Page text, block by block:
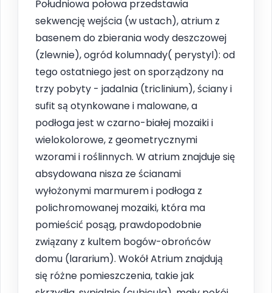
Południowa połowa przedstawia
sekwencję wejścia (w ustach), atrium z
basenem do zbierania wody deszczowej
(zlewnie), ogród kolumnady( perystyl): od
tego ostatniego jest on sporządzony na
trzy pobyty - jadalnia (triclinium), ściany i
sufit są otynkowane i malowane, a
podłoga jest w czarno-białej mozaiki i
wielokolorowe, z geometrycznymi
wzorami i roślinnych. W atrium znajduje się
absydowana nisza ze ścianami
wyłożonymi marmurem i podłoga z
polichromowanej mozaiki, która ma
pomieścić posąg, prawdopodobnie
związany z kultem bogów-obrońców
domu (lararium). Wokół Atrium znajdują
się różne pomieszczenia, takie jak